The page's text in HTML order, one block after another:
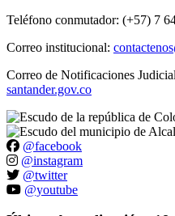
Teléfono conmutador: (+57) 7
Correo institucional:
Correo de Notificaciones
santander.gov.co
@facebook
@instagram
@twitter
@youtube